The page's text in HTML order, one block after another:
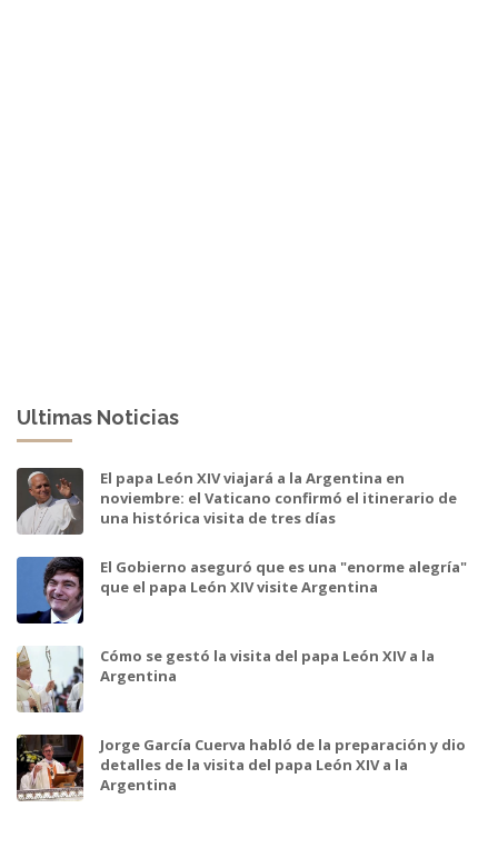
Ultimas Noticias
El papa León XIV viajará a la Argentina en
noviembre: el Vaticano confirmó el itinerario de
una histórica visita de tres días
El Gobierno aseguró que es una "enorme alegría"
que el papa León XIV visite Argentina
Cómo se gestó la visita del papa León XIV a la
Argentina
Jorge García Cuerva habló de la preparación y dio
detalles de la visita del papa León XIV a la
Argentina